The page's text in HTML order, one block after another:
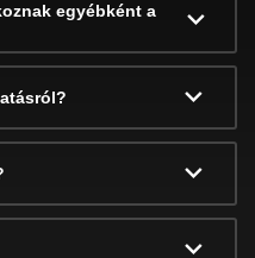
egyébként a